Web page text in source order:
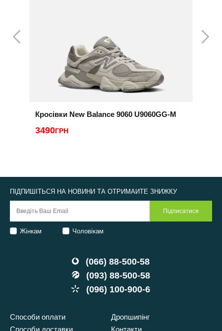
Кросівки New Balance 9060 U9060GG-M
3490ГРН
(066) 88-500-58
(093) 88-500-58
(096) 100-900-6
Способи оплати
Способи доставки
Дропшипінг
Контакти
ПІДПИШІТЬСЯ НА НОВИНИ ТА ОТРИМАЙТЕ ЗНИЖКУ
Жінкам Чоловікам